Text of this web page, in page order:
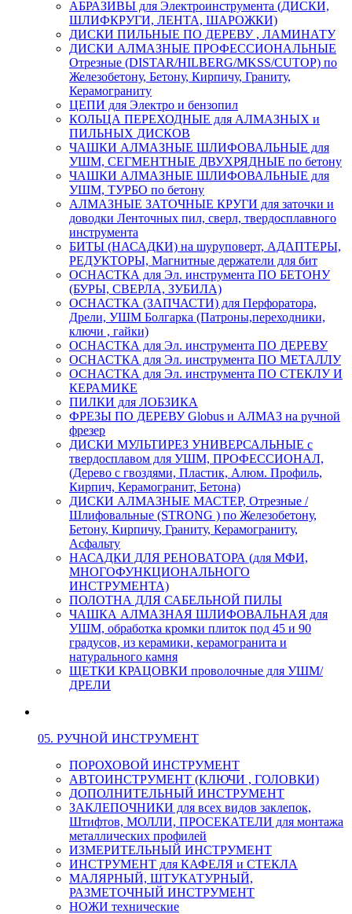
АБРАЗИВЫ для Электроинструмента (ДИСКИ,
ШЛИФКРУГИ, ЛЕНТА, ШАРОЖКИ)
ДИСКИ ПИЛЬНЫЕ ПО ДЕРЕВУ , ЛАМИНАТУ
ДИСКИ АЛМАЗНЫЕ ПРОФЕССИОНАЛЬНЫЕ
Отрезные (DISTAR/HILBERG/MKSS/CUTOP) по
Железобетону, Бетону, Кирпичу, Граниту,
Керамограниту
ЦЕПИ для Электро и бензопил
КОЛЬЦА ПЕРЕХОДНЫЕ для АЛМАЗНЫХ и
ПИЛЬНЫХ ДИСКОВ
ЧАШКИ АЛМАЗНЫЕ ШЛИФОВАЛЬНЫЕ для
УШМ, СЕГМЕНТНЫЕ ДВУХРЯДНЫЕ по бетону
ЧАШКИ АЛМАЗНЫЕ ШЛИФОВАЛЬНЫЕ для
УШМ, ТУРБО по бетону
АЛМАЗНЫЕ ЗАТОЧНЫЕ КРУГИ для заточки и
доводки Ленточных пил, сверл, твердосплавного
инструмента
БИТЫ (НАСАДКИ) на шуруповерт, АДАПТЕРЫ,
РЕДУКТОРЫ, Магнитные держатели для бит
ОСНАСТКА для Эл. инструмента ПО БЕТОНУ
(БУРЫ, СВЕРЛА, ЗУБИЛА)
ОСНАСТКА (ЗАПЧАСТИ) для Перфоратора,
Дрели, УШМ Болгарка (Патроны,переходники,
ключи , гайки)
ОСНАСТКА для Эл. инструмента ПО ДЕРЕВУ
ОСНАСТКА для Эл. инструмента ПО МЕТАЛЛУ
ОСНАСТКА для Эл. инструмента ПО СТЕКЛУ И
КЕРАМИКЕ
ПИЛКИ для ЛОБЗИКА
ФРЕЗЫ ПО ДЕРЕВУ Globus и АЛМАЗ на ручной
фрезер
ДИСКИ МУЛЬТИРЕЗ УНИВЕРСАЛЬНЫЕ с
твердосплавом для УШМ, ПРОФЕССИОНАЛ,
(Дерево с гвоздями, Пластик, Алюм. Профиль,
Кирпич, Керамогранит, Бетона)
ДИСКИ АЛМАЗНЫЕ МАСТЕР, Отрезные /
Шлифовальные (STRONG ) по Железобетону,
Бетону, Кирпичу, Граниту, Керамограниту,
Асфальту
НАСАДКИ ДЛЯ РЕНОВАТОРА (для МФИ,
МНОГОФУНКЦИОНАЛЬНОГО
ИНСТРУМЕНТА)
ПОЛОТНА ДЛЯ САБЕЛЬНОЙ ПИЛЫ
ЧАШКА АЛМАЗНАЯ ШЛИФОВАЛЬНАЯ для
УШМ, обработка кромки плиток под 45 и 90
градусов, из керамики, керамогранита и
натурального камня
ЩЕТКИ КРАЦОВКИ проволочные для УШМ/
ДРЕЛИ
05. РУЧНОЙ ИНСТРУМЕНТ
ПОРОХОВОЙ ИНСТРУМЕНТ
АВТОИНСТРУМЕНТ (КЛЮЧИ , ГОЛОВКИ)
ДОПОЛНИТЕЛЬНЫЙ ИНСТРУМЕНТ
ЗАКЛЕПОЧНИКИ для всех видов заклепок,
Штифтов, МОЛЛИ, ПРОСЕКАТЕЛИ для монтажа
металлических профилей
ИЗМЕРИТЕЛЬНЫЙ ИНСТРУМЕНТ
ИНСТРУМЕНТ для КАФЕЛЯ и СТЕКЛА
МАЛЯРНЫЙ, ШТУКАТУРНЫЙ,
РАЗМЕТОЧНЫЙ ИНСТРУМЕНТ
НОЖИ технические